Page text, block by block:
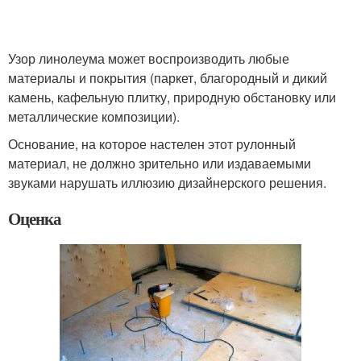
Узор линолеума может воспроизводить любые
материалы и покрытия (паркет, благородный и дикий
камень, кафельную плитку, природную обстановку или
металлические композиции).
Основание, на которое настелен этот рулонный
материал, не должно зрительно или издаваемыми
звуками нарушать иллюзию дизайнерского решения.
Оценка